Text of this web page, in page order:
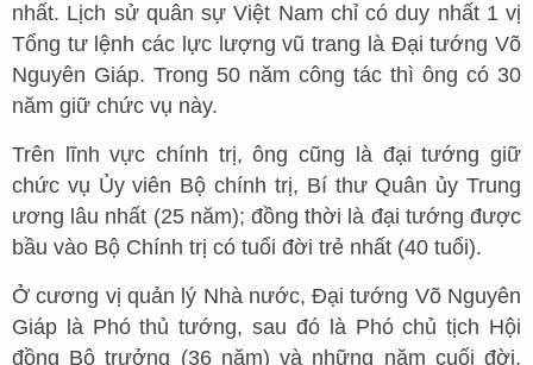
nhất. Lịch sử quân sự Việt Nam chỉ có duy nhất 1 vị
Tổng tư lệnh các lực lượng vũ trang là Đại tướng Võ
Nguyên Giáp. Trong 50 năm công tác thì ông có 30
năm giữ chức vụ này.
Trên lĩnh vực chính trị, ông cũng là đại tướng giữ
chức vụ Ủy viên Bộ chính trị, Bí thư Quân ủy Trung
ương lâu nhất (25 năm); đồng thời là đại tướng được
bầu vào Bộ Chính trị có tuổi đời trẻ nhất (40 tuổi).
Ở cương vị quản lý Nhà nước, Đại tướng Võ Nguyên
Giáp là Phó thủ tướng, sau đó là Phó chủ tịch Hội
đồng Bộ trưởng (36 năm) và những năm cuối đời,